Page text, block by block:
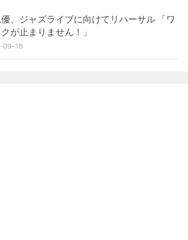
、ジャズライブに向けてリハーサル 「ワ
が止まりません！」
09-18